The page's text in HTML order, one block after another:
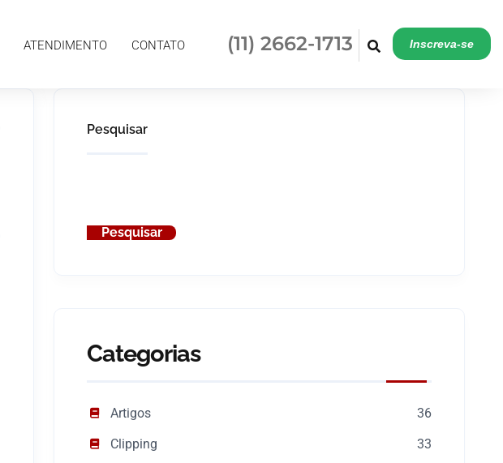
ATENDIMENTO CONTATO (11) 2662-1713 Inscreva-se
Pesquisar
Pesquisar
Categorias
Artigos
36
Clipping
33